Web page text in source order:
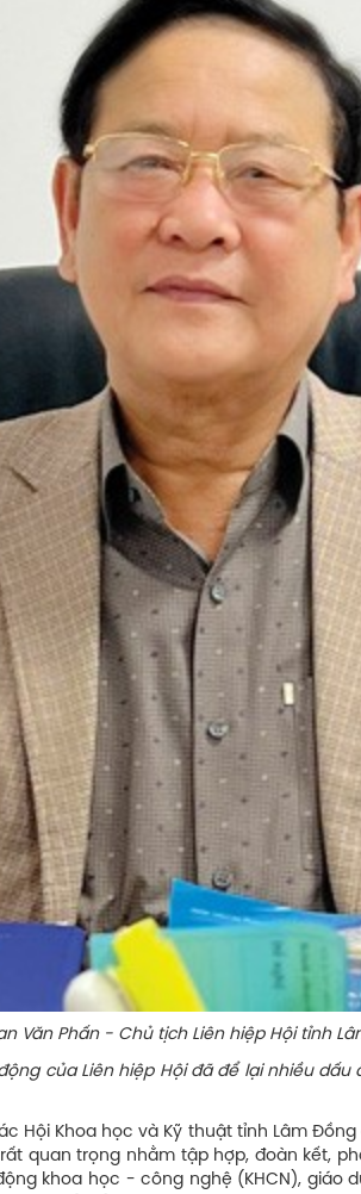
tịch Liên hiệp Hội tỉnh Lâm
của Liên hiệp Hội đã để lại nhiều
Hội Khoa học và Kỹ thuật tỉnh Lâm
quan trọng nhằm tập hợp, đoàn kết,
khoa học - công nghệ (KHCN), giáo